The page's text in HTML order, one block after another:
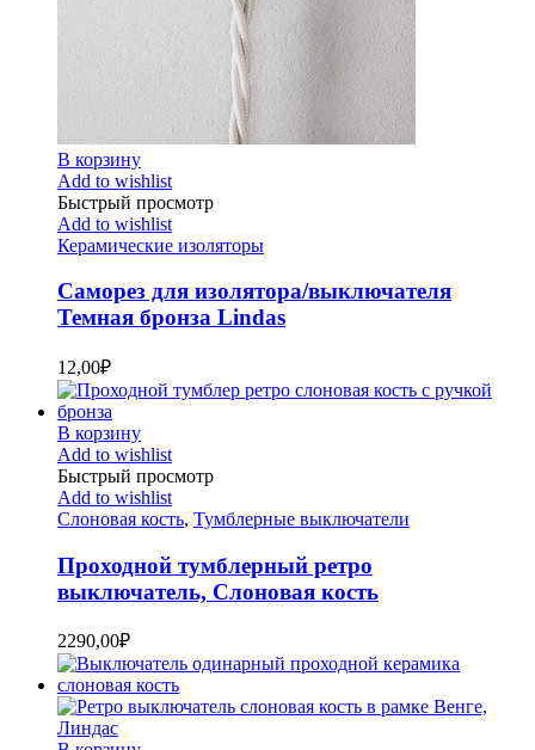
В корзину
Add to wishlist
Быстрый просмотр
Add to wishlist
Керамические изоляторы
Саморез для изолятора/выключателя
Темная бронза Lindas
12,00₽
В корзину
Add to wishlist
Быстрый просмотр
Add to wishlist
Слоновая кость, Тумблерные выключатели
Проходной тумблерный ретро
выключатель, Слоновая кость
2290,00₽